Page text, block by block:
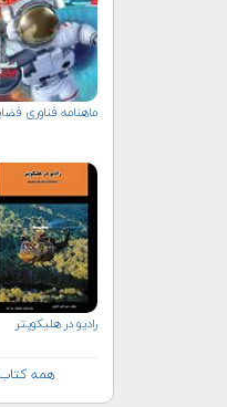
ماهنامه فناوری
راديو در هليكوپتر
همه